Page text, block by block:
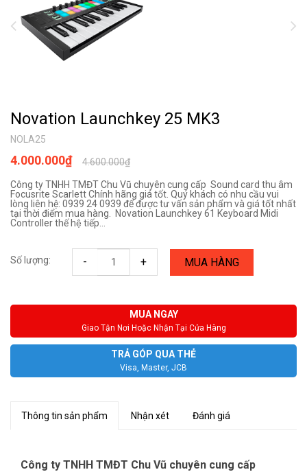
Novation Launchkey 25 MK3
NOLA25
4.600.000₫
4.000.000₫
Công ty TNHH TMĐT Chu Vũ chuyên cung cấp Sound card thu âm
Focusrite Scarlett Chính hãng giá tốt. Quý khách có nhu cầu vui
lòng liên hệ: 0939 24 0939 để được tư vấn sản phẩm và giá tốt nhất
tại thời điểm mua hàng. Novation Launchkey 61 Keyboard Midi
Controller thế hệ tiếp...
Số lượng: - + MUA HÀNG
MUA NGAY
Giao Tận Nơi Hoặc Nhận Tại Cửa Hàng
TRẢ GÓP QUA THẺ
Visa, Master, JCB
Thông tin sản phẩm Nhận xét Đánh giá
Công ty TNHH TMĐT Chu Vũ chuyên cung cấp